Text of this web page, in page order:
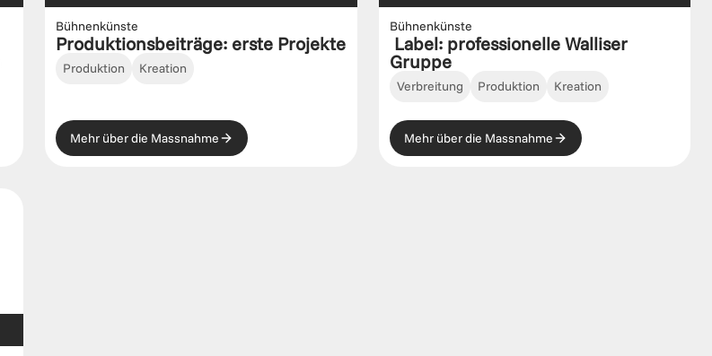
Bühnenkünste
Produktionsbeiträge: erste Projekte
Produktion Kreation
Mehr über die Massnahme
Bühnenkünste
Gruppe
Verbreitung Produktion Kreation
Mehr über die Massnahme